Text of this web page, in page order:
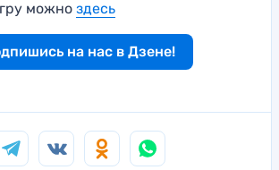
можно здесь
на нас в Дзене!